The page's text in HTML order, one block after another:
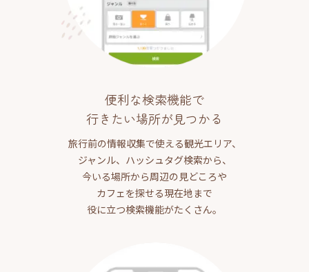
便利な検索機能で
行きたい場所が見つかる
旅行前の情報収集で使える観光エリア、
ジャンル、ハッシュタグ検索から、
今いる場所から周辺の見どころや
カフェを探せる現在地まで
役に立つ検索機能がたくさん。